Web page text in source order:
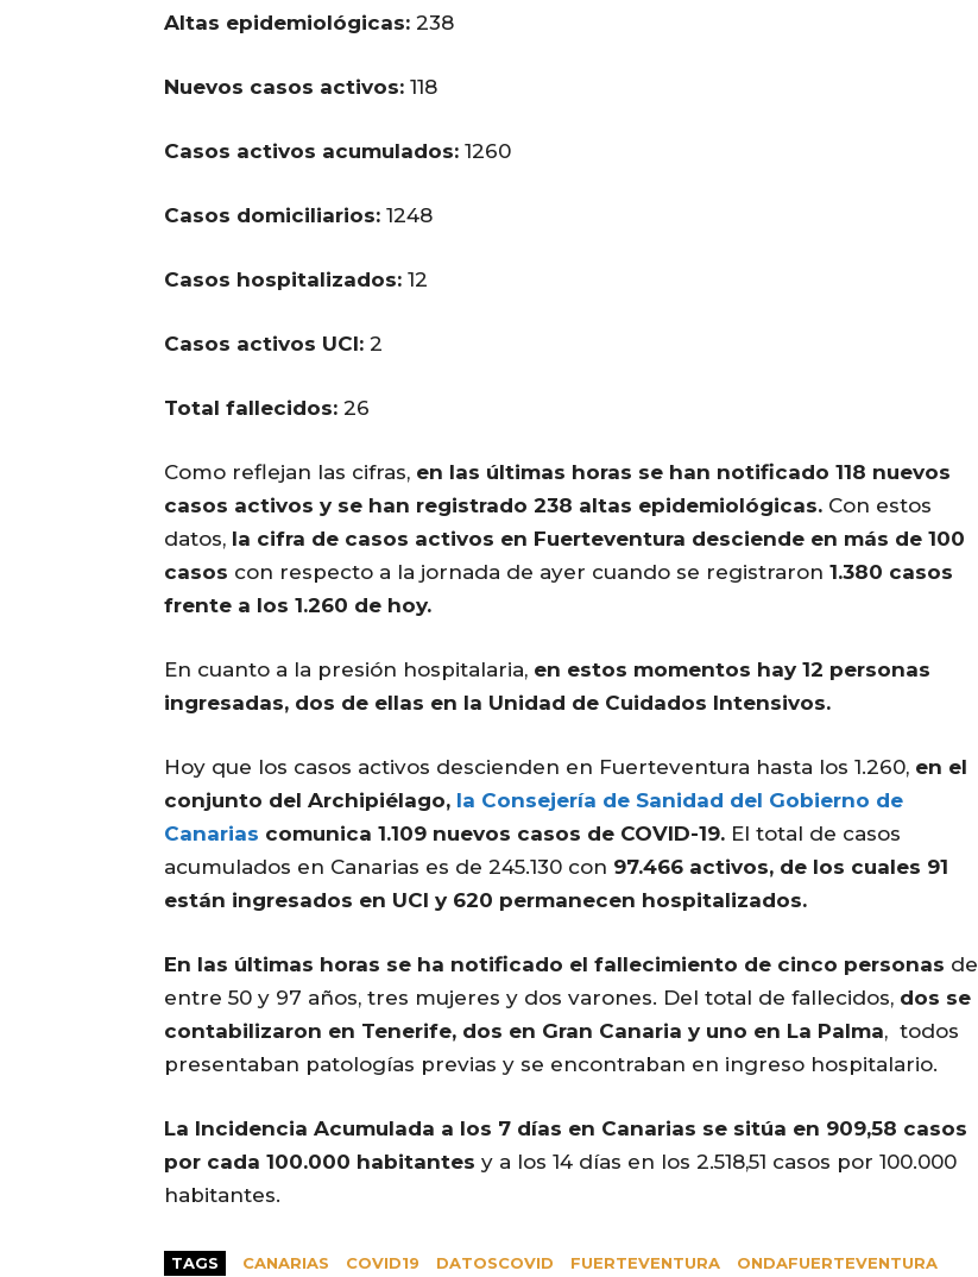
Altas epidemiológicas: 238
Nuevos casos activos: 118
Casos activos acumulados: 1260
Casos domiciliarios: 1248
Casos hospitalizados: 12
Casos activos UCI: 2
Total fallecidos: 26
Como reflejan las cifras, en las últimas horas se han notificado 118 nuevos
casos activos y se han registrado 238 altas epidemiológicas. Con estos
datos, la cifra de casos activos en Fuerteventura desciende en más de 100
casos con respecto a la jornada de ayer cuando se registraron 1.380 casos
frente a los 1.260 de hoy.
En cuanto a la presión hospitalaria, en estos momentos hay 12 personas
ingresadas, dos de ellas en la Unidad de Cuidados Intensivos.
Hoy que los casos activos descienden en Fuerteventura hasta los 1.260, en el
conjunto del Archipiélago, la Consejería de Sanidad del Gobierno de
Canarias comunica 1.109 nuevos casos de COVID-19. El total de casos
acumulados en Canarias es de 245.130 con 97.466 activos, de los cuales 91
están ingresados en UCI y 620 permanecen hospitalizados.
En las últimas horas se ha notificado el fallecimiento de cinco personas de
entre 50 y 97 años, tres mujeres y dos varones. Del total de fallecidos, dos se
contabilizaron en Tenerife, dos en Gran Canaria y uno en La Palma, todos
presentaban patologías previas y se encontraban en ingreso hospitalario.
La Incidencia Acumulada a los 7 días en Canarias se sitúa en 909,58 casos
por cada 100.000 habitantes y a los 14 días en los 2.518,51 casos por 100.000
habitantes.
TAGS CANARIAS COVID19 DATOSCOVID FUERTEVENTURA
ONDAFUERTEVENTURA